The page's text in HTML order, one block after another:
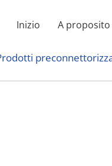
Inizio A proposito